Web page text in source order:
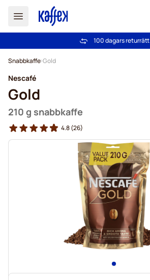
Fri frakt över 499 kr
100 dagars returrätt
Snabbkaffe Gold
Nescafé
Gold
210 g snabbkaffe
4.8(26)